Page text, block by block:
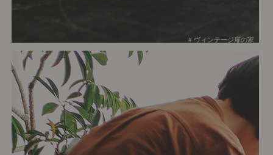
# ヴィンテージ扉の家